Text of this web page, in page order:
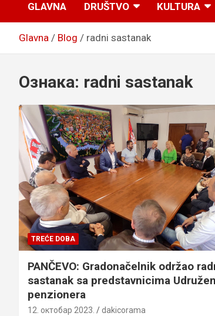
GLAVNA DRUŠTVO KULTURA
Glavna Blog radni sastanak
Ознака: radni sastanak
TREĆE DOBA
PANČEVO: Gradonačelnik održao
sastanak sa predstavnicima
penzionera
12. октобар 2023. dakicorama